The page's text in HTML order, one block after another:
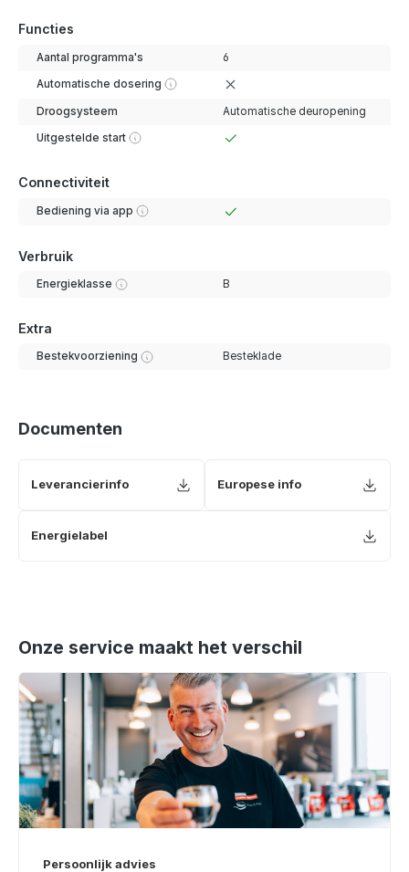
Functies
Aantal programma's 6
Automatische dosering
Droogsysteem Automatische deuropening
Uitgestelde start
Connectiviteit
Bediening via app
Verbruik
Energieklasse B
Extra
Bestekvoorziening Besteklade
Documenten
Leverancierinfo Europese info
Energielabel
Onze service maakt het verschil
Persoonlijk advies